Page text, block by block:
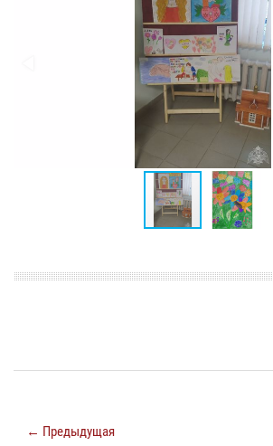
← Предыдущая